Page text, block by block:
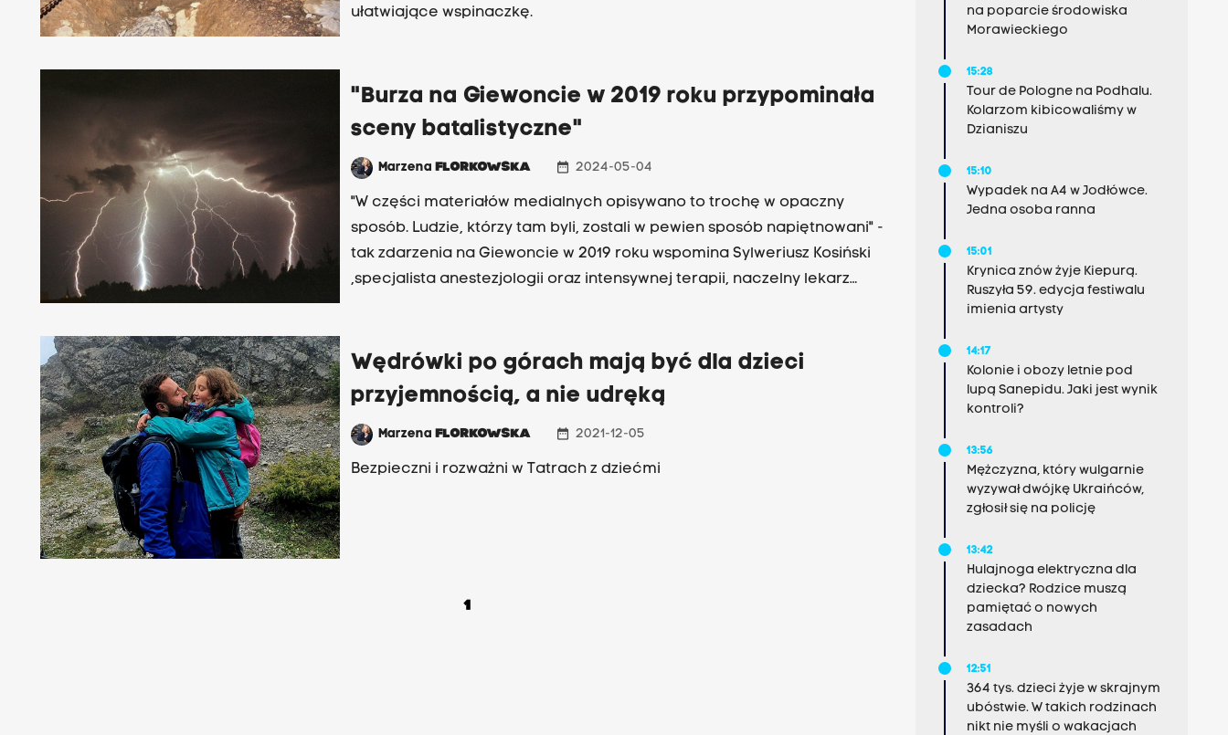
ułatwiające wspinaczkę.
"Burza na Giewoncie w 2019 roku przypominała
sceny batalistyczne"
MarzenaFLORKOWSKA date_range 2024-05-04
"W części materiałów medialnych opisywano to trochę w opaczny
sposób. Ludzie, którzy tam byli, zostali w pewien sposób napiętnowani" -
tak zdarzenia na Giewoncie w 2019 roku wspomina Sylweriusz Kosiński
,specjalista anestezjologii oraz intensywnej terapii, naczelny lekarz
Wędrówki po górach mają być dla dzieci
przyjemnością, a nie udręką
MarzenaFLORKOWSKA date_range 2021-12-05
Bezpieczni i rozważni w Tatrach z dziećmi
1
na poparcie środowiska
Morawieckiego
15:28
Tour de Pologne na Podhalu.
Kolarzom kibicowaliśmy w
Dzianiszu
15:10
Wypadek na A4 w Jodłówce.
Jedna osoba ranna
15:01
Krynica znów żyje Kiepurą.
Ruszyła 59. edycja festiwalu
imienia artysty
14:17
Kolonie i obozy letnie pod
lupą Sanepidu. Jaki jest wynik
kontroli?
13:56
Mężczyzna, który wulgarnie
wyzywał dwójkę Ukraińców,
zgłosił się na policję
13:42
Hulajnoga elektryczna dla
dziecka? Rodzice muszą
pamiętać o nowych
zasadach
12:51
364 tys. dzieci żyje w skrajnym
ubóstwie. W takich rodzinach
nikt nie myśli o wakacjach